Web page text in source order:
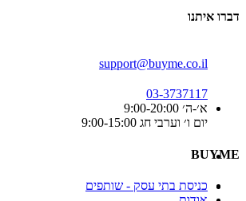
דברו איתנו
support@buyme.co.il
03-3737117
א׳-ה׳ 9:00-20:00
יום ו׳ וערבי חג 9:00-15:00
BUYME
כניסת בתי עסק - שותפים